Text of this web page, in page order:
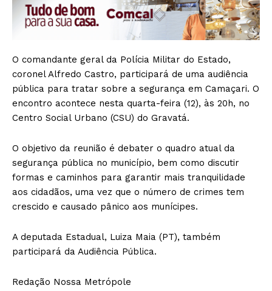
O comandante geral da Polícia Militar do Estado,
coronel Alfredo Castro, participará de uma audiência
pública para tratar sobre a segurança em Camaçari. O
encontro acontece nesta quarta-feira (12), às 20h, no
Centro Social Urbano (CSU) do Gravatá.
O objetivo da reunião é debater o quadro atual da
segurança pública no município, bem como discutir
formas e caminhos para garantir mais tranquilidade
aos cidadãos, uma vez que o número de crimes tem
crescido e causado pânico aos munícipes.
A deputada Estadual, Luiza Maia (PT), também
participará da Audiência Pública.
Redação Nossa Metrópole